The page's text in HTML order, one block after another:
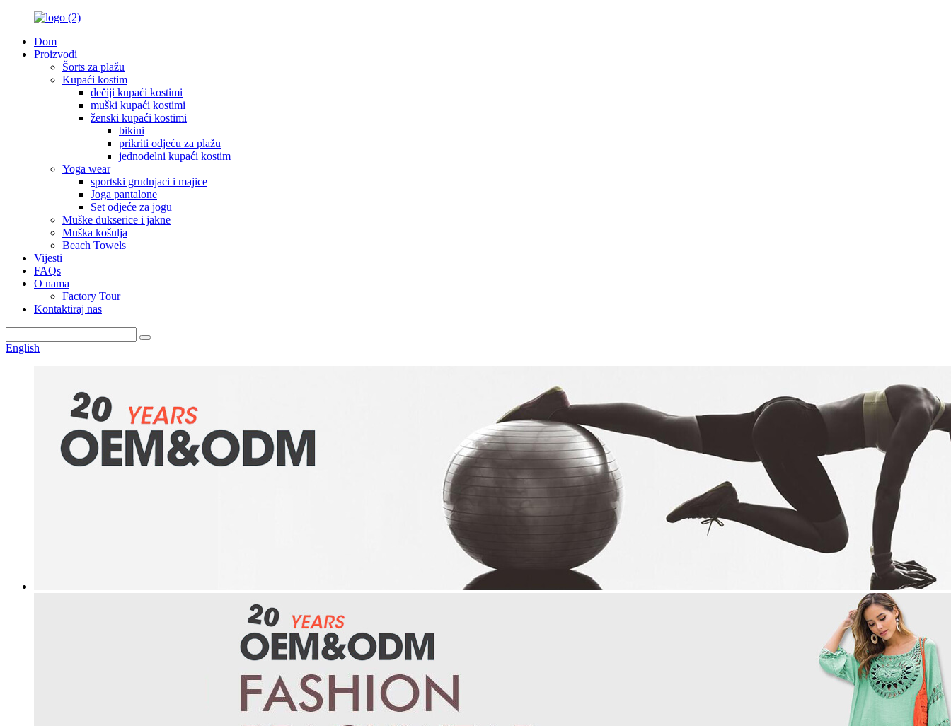
Dom
Proizvodi
Šorts za plažu
Kupaći kostim
dečiji kupaći kostimi
muški kupaći kostimi
ženski kupaći kostimi
bikini
prikriti odjeću za plažu
jednodelni kupaći kostim
Yoga wear
sportski grudnjaci i majice
Joga pantalone
Set odjeće za jogu
Muške dukserice i jakne
Muška košulja
Beach Towels
Vijesti
FAQs
O nama
Factory Tour
Kontaktiraj nas
English